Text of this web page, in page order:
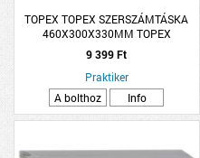
TOPEX TOPEX SZERSZÁMTÁSKA
460X300X330MM TOPEX
9 399 Ft
Praktiker
A bolthoz
Info